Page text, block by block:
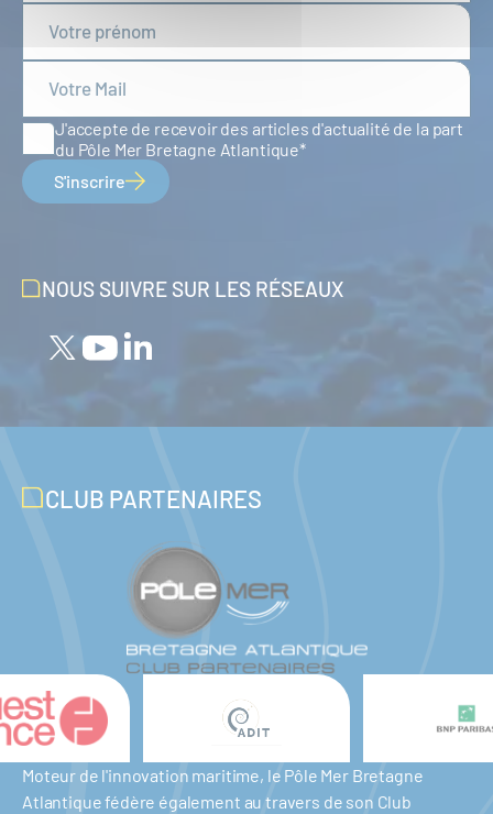
J'accepte de recevoir des articles d'actualité de la part
du Pôle Mer Bretagne Atlantique
S'inscrire
NOUS SUIVRE SUR LES RÉSEAUX
CLUB PARTENAIRES
Moteur de l'innovation maritime, le Pôle Mer Bretagne
Atlantique fédère également au travers de son Club